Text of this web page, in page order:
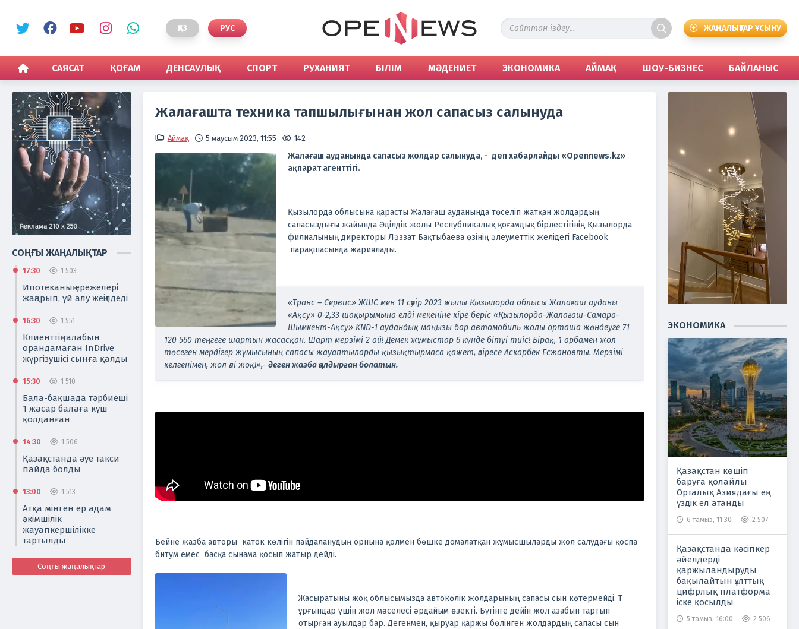
ҚАЗ РУС ЖАҢАЛЫҚТАР ҰСЫНУ
САЯСАТ ҚОҒАМ ДЕНСАУЛЫҚ СПОРТ РУХАНИЯТ БІЛІМ МӘДЕНИЕТ ЭКОНОМИКА АЙМАҚ ШОУ-БИЗНЕС БАЙЛАНЫС
СОҢҒЫ ЖАҢАЛЫҚТАР
17:30 1 503
Ипотеканың ережелері
жаңарып, үй алу жеңілдеді
16:30 1 551
Клиенттің талабын
орандамаған InDrive
жүргізушісі сынға қалды
15:30 1 510
Бала-бақшада тәрбиеші
1 жасар балаға күш
қолданған
14:30 1 506
Қазақстанда әуе такси
пайда болды
13:00 1 513
Атқа мінген ер адам
әкімшілік
жауапкершілікке
тартылды
Соңғы жаңалықтар
Жалағашта техника тапшылығынан жол сапасыз салынуда
Аймақ 5 маусым 2023, 11:55 142
Жалағаш ауданында сапасыз жолдар салынуда, - деп хабарлайды «Opennews.kz»
ақпарат агенттігі.
Қызылорда облысына қарасты Жалағаш ауданында төселіп жатқан жолдардың
сапасыздығы жайында Әділдік жолы Республикалық қоғамдық бірлестігінің Қызылорда
филиалының директоры Ләззат Бақтыбаева өзінің әлеуметтік желідегі Facebook
парақшасында жариялады.
«Транс – Сервис» ЖШС мен 11 сәуір 2023 жылы Қызылорда облысы Жалағаш ауданы
«Ақсу» 0-2,33 шақырымына елді мекеніне кіре беріс «Қызылорда-Жалағаш-Самара-
Шымкент-Ақсу» KND-1 аудандық маңызы бар автомобиль жолы орташа жөндеуге 71
120 560 теңгеге шартын жасасқан. Шарт мерзімі 2 ай! Демек жұмыстар 6 күнде бітуі тиіс! Бірақ, 1 арбамен жол
төсеген мердігер жұмысының сапасы жауаптыларды қызықтырмаса қажет, әсіресе Аскарбек Есжановты. Мерзімі
келгенімен, жол әлі жоқ!»,- деген жазба қалдырған болатын.
Бейне жазба авторы каток көлігін пайдаланудың орнына қолмен бөшке домалатқан жұмысшыларды жол салудағы қоспа
битум емес басқа сынама қосып жатыр дейді.
Жасыратыны жоқ облысымызда автокөлік жолдарының сапасы сын көтермейді. Т
ұрғындар үшін жол мәселесі әрдайым өзекті. Бүгінге дейін жол азабын тартып
отырған ауылдар бар. Дегенмен, қыруар қаржы бөлінген жолдардың сапасы сын
ЭКОНОМИКА
Қазақстан көшіп
баруға қолайлы
Орталық Азиядағы ең
үздік ел атанды
6 тамыз, 11:30 2 507
Қазақстанда кәсіпкер
әйелдерді
қаржыландыруды
бақылайтын ұлттық
цифрлық платформа
іске қосылды
5 тамыз, 16:00 2 506